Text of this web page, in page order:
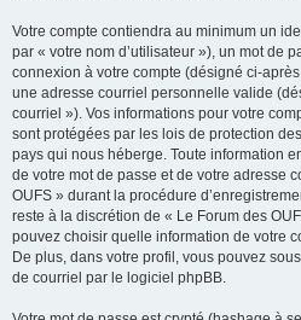
Votre compte contiendra au minimum un
par « votre nom d’utilisateur »), un mot de
connexion à votre compte (désigné ci-
une adresse courriel personnelle valide
courriel »). Vos informations pour votre
sont protégées par les lois de protection
pays qui nous héberge. Toute information
de votre mot de passe et de votre adresse
OUFS » durant la procédure
reste à la discrétion de « Le Forum des
pouvez choisir quelle information de votre
De plus, dans votre profil, vous pouvez
de courriel par le logiciel phpBB.